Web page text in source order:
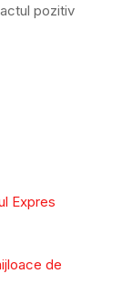
pozitiv
Expres
de